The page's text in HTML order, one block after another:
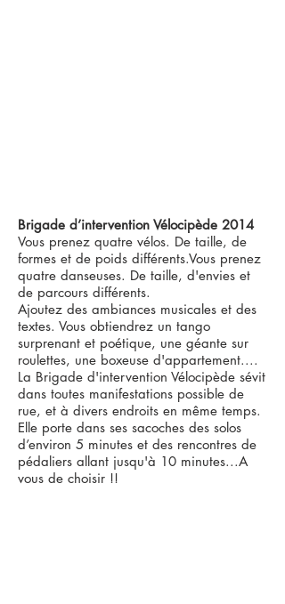
Brigade d’intervention Vélocipède 2014
Vous prenez quatre vélos. De taille, de
formes et de poids différents.Vous prenez
quatre danseuses. De taille, d'envies et
de parcours différents.
Ajoutez des ambiances musicales et des
textes. Vous obtiendrez un tango
surprenant et poétique, une géante sur
roulettes, une boxeuse d'appartement....
La Brigade d'intervention Vélocipède sévit
dans toutes manifestations possible de
rue, et à divers endroits en même temps.
Elle porte dans ses sacoches des solos
d’environ 5 minutes et des rencontres de
pédaliers allant jusqu'à 10 minutes...A
vous de choisir !!